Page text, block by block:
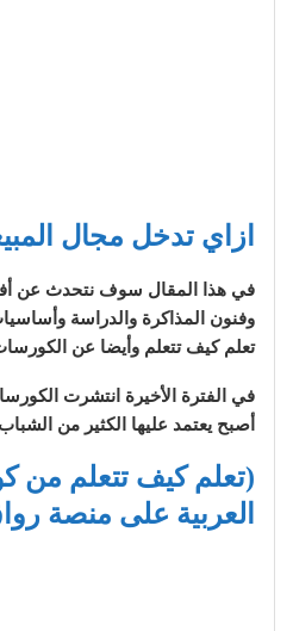
ازاي تدخل مجال
في هذا المقال سوف نتحدث عن
وفنون المذاكرة والدراسة
تعلم كيف تتعلم وأيضا عن
في الفترة الأخيرة انتشرت
أصبح يعتمد عليها الكثير من الشباب
(تعلم كيف تتعلم من
العربية على منصة